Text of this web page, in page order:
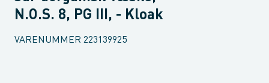
N.O.S. 8, PG III, - Kloak
VARENUMMER 223139925